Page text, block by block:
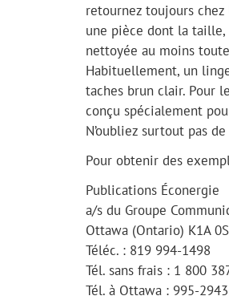
retournez toujours
une pièce dont la
nettoyée au moins
Habituellement, un
taches brun clair. Pour
conçu spécialement
N’oubliez surtout pas
Pour obtenir des
Publications Éconergie
a/s du Groupe
Ottawa (Ontario) K1A
Téléc. : 819 994-1498
Tél. sans frais : 1 800
Tél. à Ottawa : 995-2943